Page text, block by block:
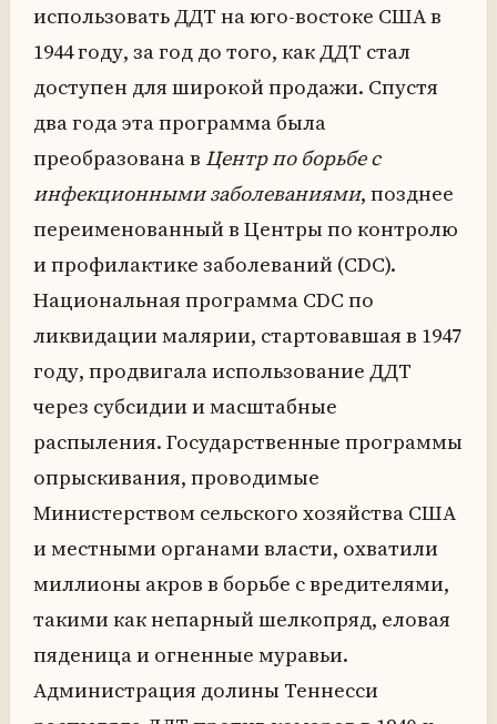
использовать ДДТ на юго-востоке США в
1944 году, за год до того, как ДДТ стал
доступен для широкой продажи. Спустя
два года эта программа была
преобразована в Центр по борьбе с
инфекционными заболеваниями, позднее
переименованный в Центры по контролю
и профилактике заболеваний (CDC).
Национальная программа CDC по
ликвидации малярии, стартовавшая в 1947
году, продвигала использование ДДТ
через субсидии и масштабные
распыления. Государственные программы
опрыскивания, проводимые
Министерством сельского хозяйства США
и местными органами власти, охватили
миллионы акров в борьбе с вредителями,
такими как непарный шелкопряд, еловая
пяденица и огненные муравьи.
Администрация долины Теннесси